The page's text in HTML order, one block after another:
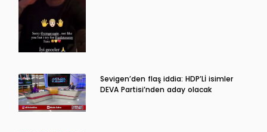
Sevigen’den flaş iddia: HDP’Lİ isimler
DEVA Partisi’nden aday olacak